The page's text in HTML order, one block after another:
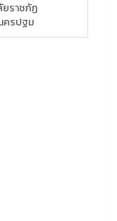
ยราชภัฏ
ครปฐม